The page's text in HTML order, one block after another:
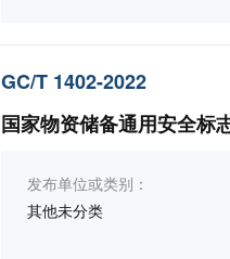
GC/T 1402-2022
国家物资储备通用安全标
发布单位或类别：
其他未分类